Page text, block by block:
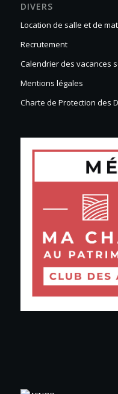
DIVERS
Location de salle et de
Recrutement
Calendrier des vacances
Mentions légales
Charte de Protection des